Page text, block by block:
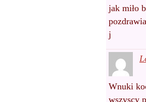
jak miło
j
Wnuki
wszyscy